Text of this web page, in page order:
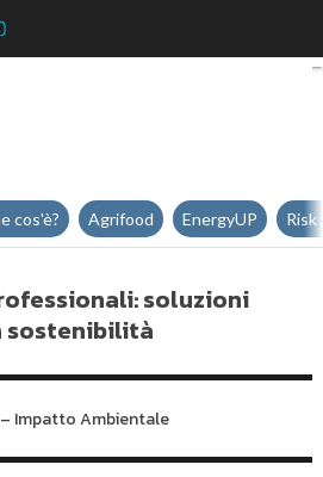
Gestione Raee professionali:
cos'è? Agrifood EnergyUP Risk
soluzioni
sostenibilità
Impatto Ambientale